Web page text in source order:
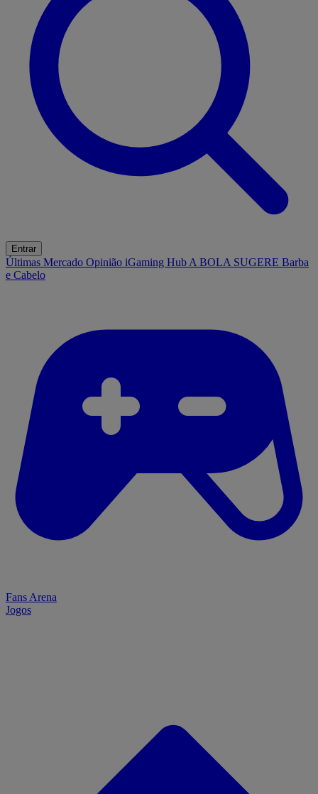
Entrar
Últimas Mercado Opinião iGaming Hub A BOLA SUGERE Barba
e Cabelo
Fans Arena
Jogos